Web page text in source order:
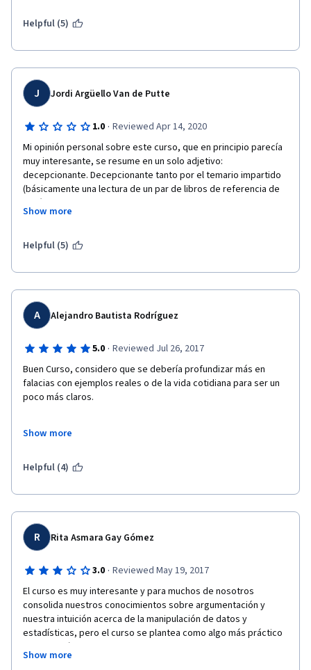
excesivamente básica. También hay apartados del curso que,
6 o 7 artículos de apoyo.
Helpful (5)
J Jordi Argüello Van de Putte
1.0 · Reviewed Apr 14, 2020
Mi opinión personal sobre este curso, que en principio parecía
muy interesante, se resume en un solo adjetivo:
decepcionante. Decepcionante tanto por el temario impartido
(básicamente una lectura de un par de libros de referencia de
Retórica y un tutorial simplista de como elaborar Power Points
dirigido a alumnos de 12 años) como por las escasas aptitudes
despertar interés en el alumnado le sumergen en un espeso
calidad de este curso, para nada es acorde con los estándares
de calidad propios de esta plataforma, que flaco favor hace a
la imagen pública de una institución como la Universidad
Show more
Helpful (5)
A Alejandro Bautista Rodríguez
5.0 · Reviewed Jul 26, 2017
Buen Curso, considero que se debería profundizar más en
falacias con ejemplos reales o de la vida cotidiana para ser un
poco más claros.
Show more
Helpful (4)
R Rita Asmara Gay Gómez
3.0 · Reviewed May 19, 2017
El curso es muy interesante y para muchos de nosotros
consolida nuestros conocimientos sobre argumentación y
nuestra intuición acerca de la manipulación de datos y
estadísticas, pero el curso se plantea como algo más práctico
desde su título y esta parte no la desarrolla el curso, sino que
se queda a un nivel básicamente teórico. Será importante,
Show more